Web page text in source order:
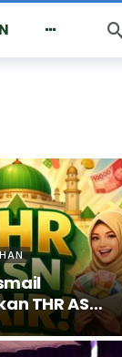
THR ASN
PPPK…